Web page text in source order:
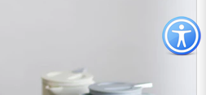
כפתור
לפתיחת
תפריט
נגישות